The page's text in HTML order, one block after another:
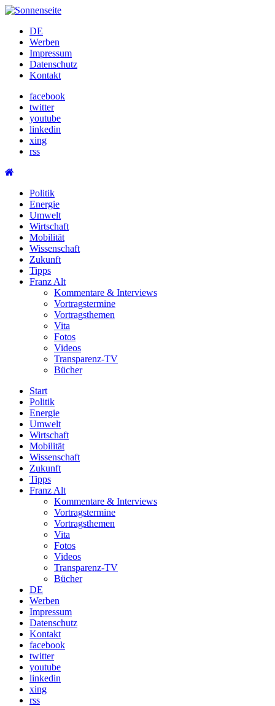
Skip
contentDE
Werben
Impressum
Datenschutz
Kontakt
facebook
twitter
youtube
linkedin
xing
rss
Politik
Energie
Umwelt
Wirtschaft
Mobilität
Wissenschaft
Zukunft
Tipps
Franz Alt
Kommentare & Interviews
Vortragstermine
Vortragsthemen
Vita
Fotos
Videos
Transparenz-TV
Bücher
Start
Politik
Energie
Umwelt
Wirtschaft
Mobilität
Wissenschaft
Zukunft
Tipps
Franz Alt
Kommentare & Interviews
Vortragstermine
Vortragsthemen
Vita
Fotos
Videos
Transparenz-TV
Bücher
DE
Werben
Impressum
Datenschutz
Kontakt
facebook
twitter
youtube
linkedin
xing
rss